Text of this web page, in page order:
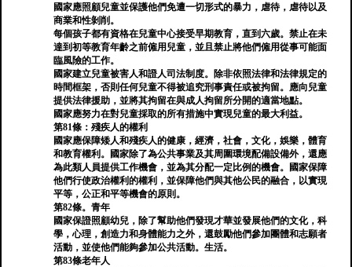
國家應照顧兒童並保護他們免遭一切形式的暴力，虐待，虐待以及
商業和性剝削。
每個孩子都有資格在兒童中心接受早期教育，直到六歲。禁止在未
達到初等教育年齡之前僱用兒童，並且禁止將他們僱用從事可能面
臨風險的工作。
國家建立兒童被害人和證人司法制度。除非依照法律和法律規定的
時間框架，否則任何兒童不得被追究刑事責任或被拘留。應向兒童
提供法律援助，並將其拘留在與成人拘留所分開的適當地點。
國家應努力在對兒童採取的所有措施中實現兒童的最大利益。
第81條：殘疾人的權利
國家應保障矮人和殘疾人的健康，經濟，社會，文化，娛樂，體育
和教育權利。國家除了為公共事業及其周圍環境配備設備外，還應
為此類人員提供工作機會，並為其分配一定比例的機會。國家保障
他們行使政治權利的權利，並保障他們與其他公民的融合，以實現
平等，公正和平等機會的原則。
第82條。青年
國家保證照顧幼兒，除了幫助他們發現才華並發展他們的文化，科
學，心理，創造力和身體能力之外，還鼓勵他們參加團體和志願者
活動，並使他們能夠參加公共活動。生活。
第83條老年人